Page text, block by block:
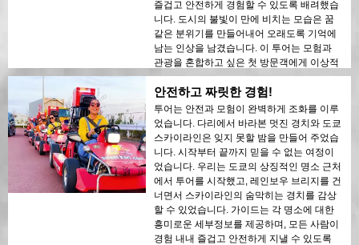
즐겁고 안전하게 경험할 수 있도록 배려했습
니다. 도시의 불빛이 만에 비치는 모습은 꿈
같은 분위기를 만들어내어 오래도록 기억에
남는 인상을 남겼습니다. 이 투어는 모험과
관광을 혼합하고 싶은 첫 방문객에게 이상적
입니다. 도쿄의 현대적인 구조물과 역사적인
지역 간의 대조는 야경에서 아름답게 드러났
습니다. 이 투어를 누구에게나 강력히 추천합
니다!
안전하고 짜릿한 경험!
투어는 안전과 모험이 완벽하게 조화를 이루
었습니다. 다리에서 바라본 멋진 경치와 도쿄
스카이라인은 잊지 못할 밤을 만들어 주었습
니다. 시작부터 끝까지 믿을 수 없는 여정이
었습니다. 우리는 도쿄의 상징적인 명소 근처
에서 투어를 시작했고, 레인보우 브리지를 건
너면서 스카이라인의 숨막히는 경치를 감상
할 수 있었습니다. 가이드는 각 명소에 대한
흥미로운 세부정보를 제공하며, 모든 사람이
경험 내내 즐겁고 안전하게 지낼 수 있도록